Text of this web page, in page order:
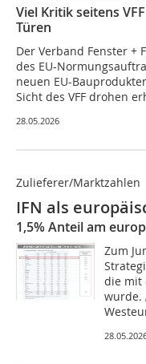
Viel Kritik seitens
Türen
Der Verband Fenster +
des EU-
neuen EU-
Sicht des VFF drohen
28.05.2026
Zulieferer/Marktzahlen
IFN als
1,5% Anteil am
Zum
die mit
wurde.